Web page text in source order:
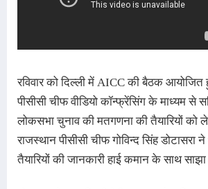
रविवार को दिल्ली में AICC की बैठक आयोजित
पीसीसी चीफ वीडियो कॉन्फ्रेंसिंग के माध्यम से
राजस्थान पीसीसी चीफ गोविन्द सिंह
तैयारियों की जानकारी हाई कमान के साथ